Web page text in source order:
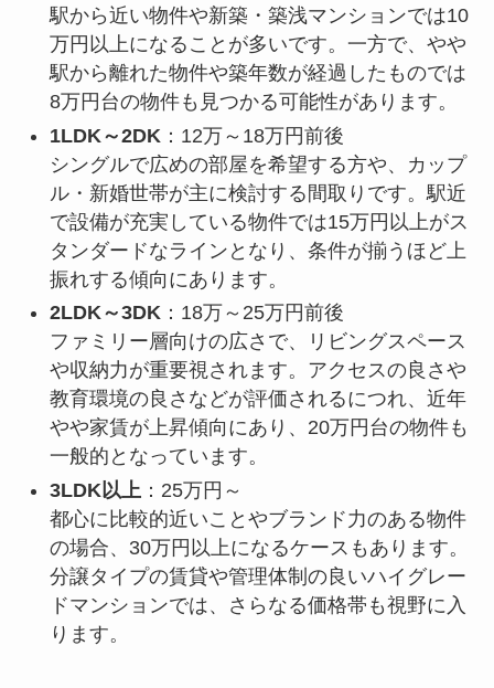
駅から近い物件や新築・築浅マンションでは10
万円以上になることが多いです。一方で、やや
駅から離れた物件や築年数が経過したものでは
8万円台の物件も見つかる可能性があります。
1LDK～2DK ：12万～18万円前後
シングルで広めの部屋を希望する方や、カップ
ル・新婚世帯が主に検討する間取りです。駅近
で設備が充実している物件では15万円以上がス
タンダードなラインとなり、条件が揃うほど上
振れする傾向にあります。
2LDK～3DK：18万～25万円前後
ファミリー層向けの広さで、リビングスペース
や収納力が重要視されます。アクセスの良さや
教育環境の良さなどが評価されるにつれ、近年
やや家賃が上昇傾向にあり、20万円台の物件も
一般的となっています。
3LDK以上 ：25万円～
都心に比較的近いことやブランド力のある物件
の場合、30万円以上になるケースもあります。
分譲タイプの賃貸や管理体制の良いハイグレー
ドマンションでは、さらなる価格帯も視野に入
ります。